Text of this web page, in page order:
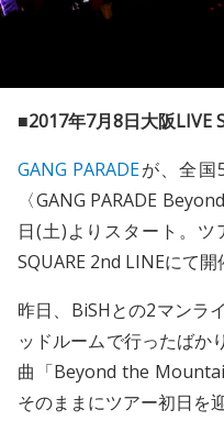
■2017年7月8日大阪LIVE
GANG PARADEが、全国
〈GANG PARADE
日(土)よりスタート。ツ
SQUARE 2nd LINEにて開
昨日、BiSHとの2マンラ
ッドルームで行ったばか
曲「Beyond the
そのままにツアー初日を迎